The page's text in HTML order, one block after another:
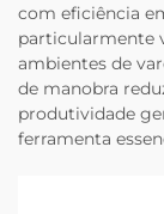
com eficiência
particularmente
ambientes de
de manobra
produtividade
ferramenta